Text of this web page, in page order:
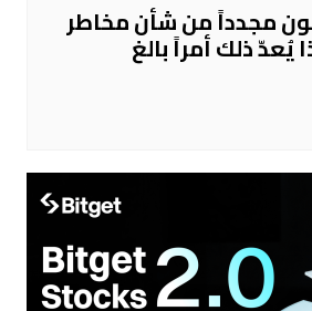
مجدداً من شأن مخاطر
يُعدّ ذلك أمراً بالغ